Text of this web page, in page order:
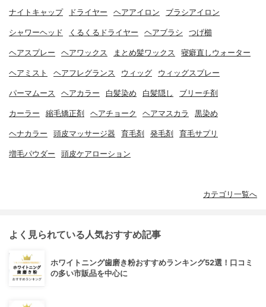
ナイトキャップ ドライヤー ヘアアイロン ブラシアイロン
シャワーヘッド くるくるドライヤー ヘアブラシ つげ櫛
ヘアスプレー ヘアワックス まとめ髪ワックス 寝癖直しウォーター
ヘアミスト ヘアフレグランス ウィッグ ウィッグスプレー
パーマムース ヘアカラー 白髪染め 白髪隠し ブリーチ剤
カーラー 縮毛矯正剤 ヘアチョーク ヘアマスカラ 黒染め
ヘナカラー 頭皮マッサージ器 育毛剤 発毛剤 育毛サプリ
増毛パウダー 頭皮ケアローション
カテゴリ一覧へ
よく見られている人気おすすめ記事
ホワイトニング歯磨き粉おすすめランキング52選！口コミ
の多い市販品を中心に